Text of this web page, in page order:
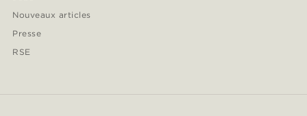
Nouveaux articles
Presse
RSE